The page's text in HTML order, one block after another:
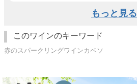
もっと見る
このワインのキーワード
赤のスパークリングワインカベソ